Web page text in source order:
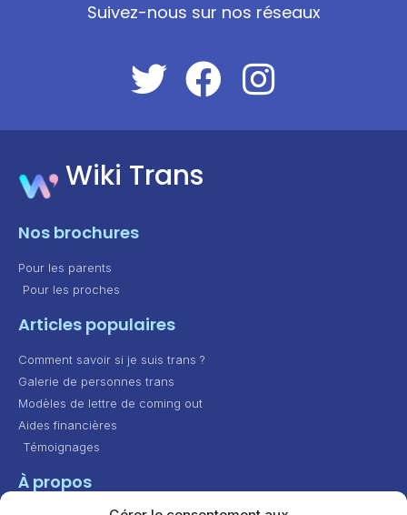
Suivez-nous sur nos réseaux
Wiki Trans
Nos brochures
Pour les parents
Pour les proches
Articles populaires
Comment savoir si je suis trans ?
Galerie de personnes trans
Modèles de lettre de coming out
Aides financières
Témoignages
À propos